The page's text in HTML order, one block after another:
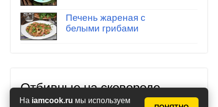
На iamcook.ru мы используем
Печень жареная с
белыми грибами
Отбивные на сковороде
Подборка рецептов